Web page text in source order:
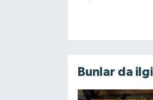
Bunlar da